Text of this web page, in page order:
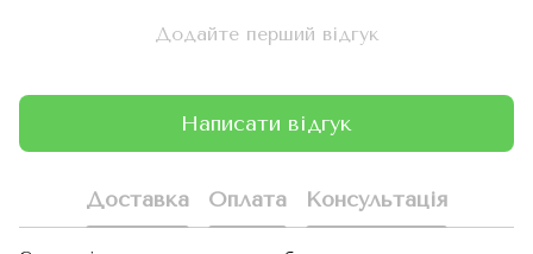
Додайте перший відгук
Написати відгук
Доставка Оплата Консультація